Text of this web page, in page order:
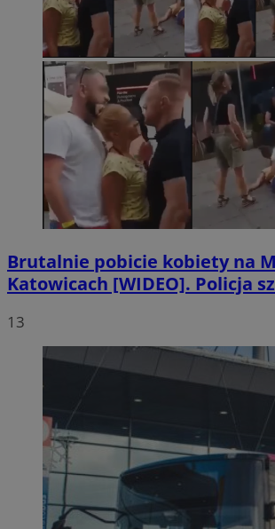
Brutalnie pobicie kobiety na
Katowicach [WIDEO]. Policja
13